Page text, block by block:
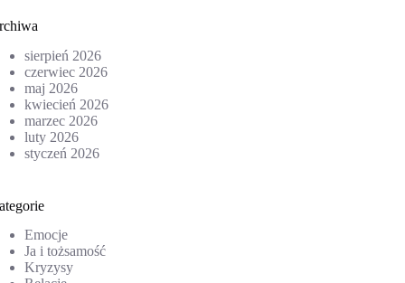
sierpień 2026
czerwiec 2026
maj 2026
kwiecień 2026
marzec 2026
luty 2026
styczeń 2026
Emocje
Ja i tożsamość
Kryzysy